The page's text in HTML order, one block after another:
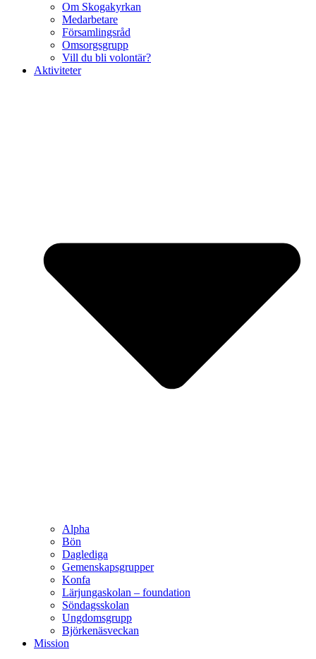
Om Skogakyrkan
Medarbetare
Församlingsråd
Omsorgsgrupp
Vill du bli volontär?
Aktiviteter
Alpha
Bön
Daglediga
Gemenskapsgrupper
Konfa
Lärjungaskolan – foundation
Söndagsskolan
Ungdomsgrupp
Björkenäsveckan
Mission